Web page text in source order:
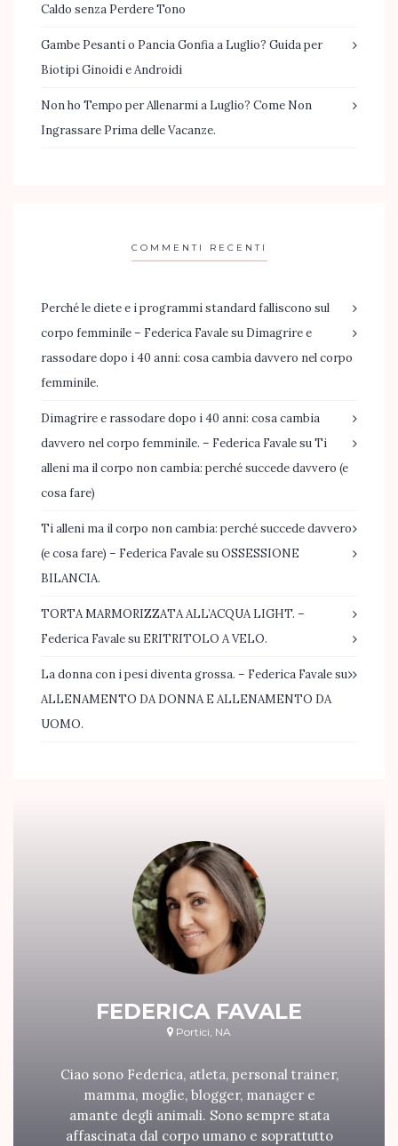
Caldo senza Perdere Tono
Gambe Pesanti o Pancia Gonfia a Luglio? Guida per
Biotipi Ginoidi e Androidi
Non ho Tempo per Allenarmi a Luglio? Come Non
Ingrassare Prima delle Vacanze.
COMMENTI RECENTI
Perché le diete e i programmi standard falliscono sul
corpo femminile – Federica Favalesu Dimagrire e
rassodare dopo i 40 anni: cosa cambia davvero nel corpo
femminile.
Dimagrire e rassodare dopo i 40 anni: cosa cambia
davvero nel corpo femminile. – Federica FavalesuTi
alleni ma il corpo non cambia: perché succede davvero (e
cosa fare)
Ti alleni ma il corpo non cambia: perché succede davvero
(e cosa fare) – Federica FavalesuOSSESSIONE
BILANCIA.
TORTA MARMORIZZATA ALL’ACQUA LIGHT. –
Federica Favalesu ERITRITOLO A VELO.
La donna con i pesi diventa grossa. – Federica Favalesu
ALLENAMENTO DA DONNA E ALLENAMENTO DA
UOMO.
FEDERICA FAVALE
Portici, NA
Ciao sono Federica, atleta, personal trainer,
mamma, moglie, blogger, manager e
amante degli animali. Sono sempre stata
affascinata dal corpo umano e soprattutto